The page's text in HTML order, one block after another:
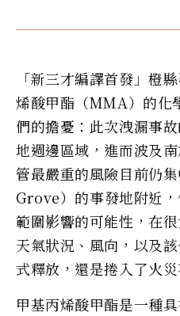
「新三才編譯首發」橙
烯酸甲酯（MMA）的化
們的擔憂：此次洩漏事
地週邊區域，進而波及
管最嚴重的風險目前仍
Grove）的事發地附近
範圍影響的可能性，在
天氣狀況、風向，以及
式釋放，還是捲入了火災
甲基丙烯酸甲酯是一種